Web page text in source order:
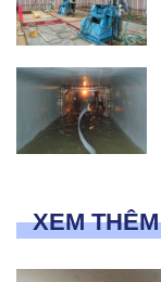
XEM THÊM